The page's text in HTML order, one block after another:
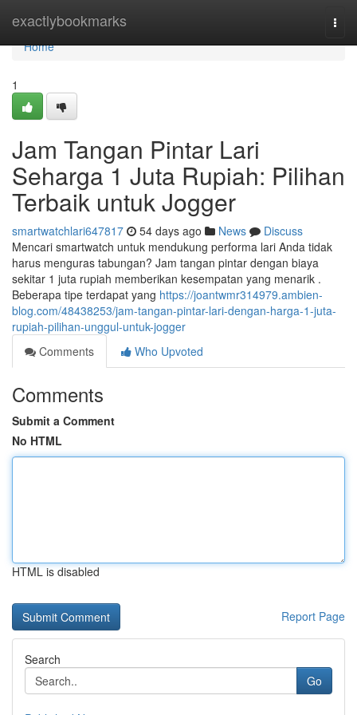
exactlybookmarks
Home
Home
1
Jam Tangan Pintar Lari
Seharga 1 Juta Rupiah: Pilihan
Terbaik untuk Jogger
smartwatchlari647817 54 days ago News
Discuss
Mencari smartwatch untuk mendukung performa lari Anda tidak
harus menguras tabungan? Jam tangan pintar dengan biaya
sekitar 1 juta rupiah memberikan kesempatan yang menarik .
Beberapa tipe terdapat yang https://joantwmr314979.ambien-
blog.com/48438253/jam-tangan-pintar-lari-dengan-harga-1-juta-
rupiah-pilihan-unggul-untuk-jogger
Comments
Who Upvoted
Comments
Submit a Comment
No HTML
HTML is disabled
Report Page
Search
Go